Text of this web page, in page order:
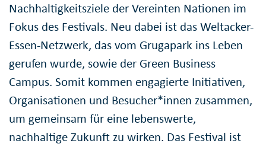
Nachhaltigkeitsziele der Vereinten Nationen im
Fokus des Festivals. Neu dabei ist das Weltacker-
Essen-Netzwerk, das vom Grugapark ins Leben
gerufen wurde, sowie der Green Business
Campus. Somit kommen engagierte Initiativen,
Organisationen und Besucher*innen zusammen,
um gemeinsam für eine lebenswerte,
nachhaltige Zukunft zu wirken. Das Festival ist